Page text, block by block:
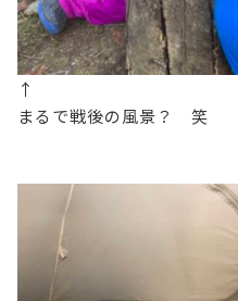
↑
まるで戦後の風景？ 笑